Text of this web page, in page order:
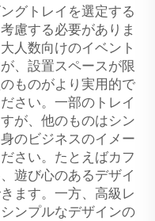
グトレイを選定する
慮する必要がありま
人数向けのイベント
、設置スペースが限
ものがより実用的で
さい。一部のトレイ
が、他のものはシン
のビジネスのイメー
さい。たとえばカフ
遊び心のあるデザイ
ます。一方、高級レ
ンプルなデザインの